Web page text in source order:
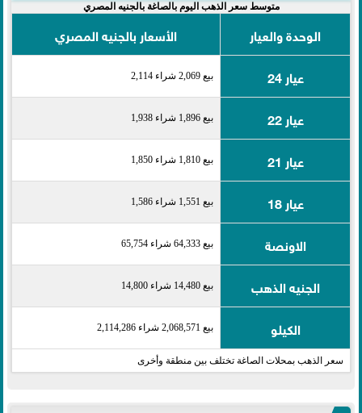
متوسط سعر الذهب اليوم بالصاغة بالجنيه المصري
الوحدة والعيار
الأسعار بالجنيه المصري
عيار 24
بيع 2,069 شراء 2,114
عيار 22 بيع 1,896 شراء 1,938
عيار 21 بيع 1,810 شراء 1,850
عيار 18 بيع 1,551 شراء 1,586
الاونصة بيع 64,333 شراء 65,754
الجنيه الذهب بيع 14,480 شراء 14,800
الكيلو بيع 2,068,571 شراء 2,114,286
سعر الذهب بمحلات الصاغة تختلف بين منطقة وأخرى